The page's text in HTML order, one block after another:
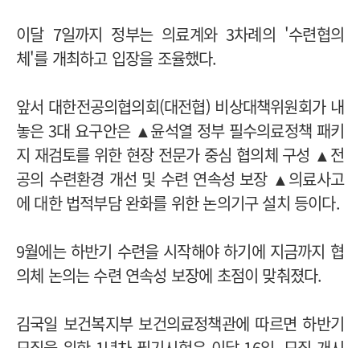
이달 7일까지 정부는 의료계와 3차례의 '수련협의
체'를 개최하고 입장을 조율했다.
앞서 대한전공의협의회(대전협) 비상대책위원회가 내
놓은 3대 요구안은 ▲윤석열 정부 필수의료정책 패키
지 재검토를 위한 현장 전문가 중심 협의체 구성 ▲전
공의 수련환경 개선 및 수련 연속성 보장 ▲의료사고
에 대한 법적부담 완화를 위한 논의기구 설치 등이다.
9월에는 하반기 수련을 시작해야 하기에 지금까지 협
의체 논의는 수련 연속성 보장에 초점이 맞춰졌다.
김국일 보건복지부 보건의료정책관에 따르면 하반기